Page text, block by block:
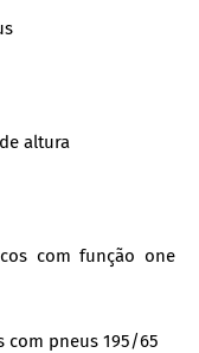
altura
com função one
com pneus 195/65